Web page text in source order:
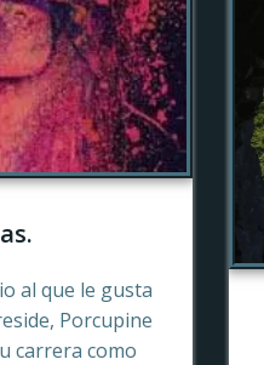
al que le gusta
Porcupine
carrera como